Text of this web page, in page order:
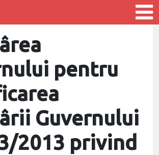
pentru
Guvernului
2013 privind